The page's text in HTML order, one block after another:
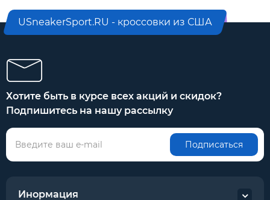
USneakerSport.RU - кроссовки из США
Хотите быть в курсе всех акций и скидок?
Подпишитесь на нашу рассылку
Подписаться
Инормация